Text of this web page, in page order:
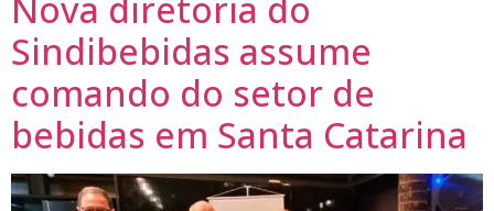
Sindibebidas assume
comando do setor de
bebidas em Santa Catarina